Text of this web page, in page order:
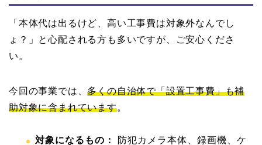
「本体代は出るけど、高い工事費は対象外なんでし
ょ？」と心配される方も多いですが、ご安心くださ
い。
今回の事業では、多くの自治体で「設置工事費」も補
助対象に含まれています。
対象になるもの：
防犯カメラ本体、録画機、ケ